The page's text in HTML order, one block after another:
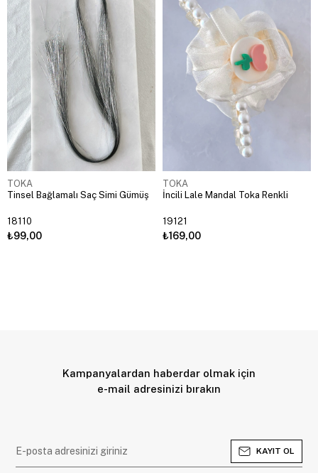
TOKA
Tinsel Bağlamalı Saç Simi Gümüş
18110
₺99,00
TOKA
İncili Lale Mandal Toka Renkli
19121
₺169,00
Kampanyalardan haberdar olmak için
e-mail adresinizi bırakın
KAYIT OL